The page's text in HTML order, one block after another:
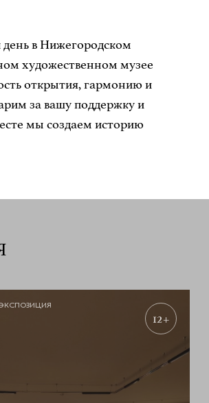
в Нижегородском
художественном музее
открытия, гармонию и
за вашу поддержку и
мы создаем историю
12+